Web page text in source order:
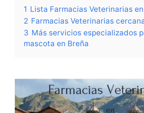
1 Lista Farmacias Veterinarias
2 Farmacias Veterinarias
3 Más servicios especializados
mascota en Breña